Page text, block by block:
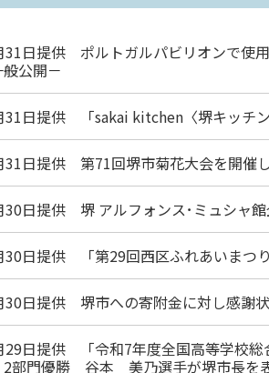
31日提供 ポルトガルパビリオンで使
公開－
31日提供 「sakai kitchen〈堺キッチ
31日提供 第71回堺市菊花大会を開催
30日提供 堺 アルフォンス･ミュシャ
30日提供 「第29回西区ふれあいまつ
30日提供 堺市への寄附金に対し感謝
29日提供 「令和7年度全国高等学校総
2部門優勝 谷本 美乃選手が堺市長を